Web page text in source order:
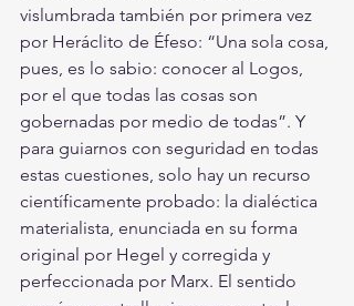
vislumbrada también por primera vez
por Heráclito de Éfeso: “Una sola cosa,
pues, es lo sabio: conocer al Logos,
por el que todas las cosas son
gobernadas por medio de todas”. Y
para guiarnos con seguridad en todas
estas cuestiones, solo hay un recurso
científicamente probado: la dialéctica
materialista, enunciada en su forma
original por Hegel y corregida y
perfeccionada por Marx. El sentido